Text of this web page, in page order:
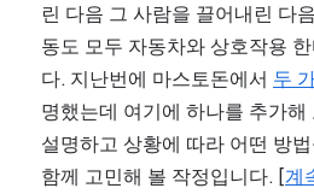
린 다음 그 사람을 끌어내린 다
동도 모두 자동차와 상호작용
다. 지난번에 마스토돈에서 두
명했는데 여기에 하나를 추가해
설명하고 상황에 따라 어떤 방
함께 고민해 볼 작정입니다. [계